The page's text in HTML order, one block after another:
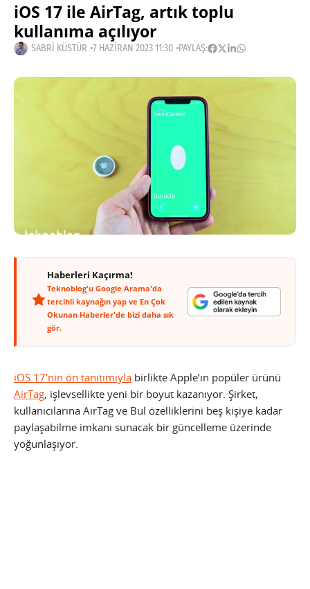
iOS 17 ile AirTag, artık toplu
kullanıma açılıyor
SABRI KÜSTÜR 7 HAZIRAN 2023 11:30 PAYLAŞ:
Haberleri Kaçırma!
Teknoblog'u Google Arama'da
tercihli kaynağın yap ve En Çok
Okunan Haberler'de bizi daha sık
gör.
iOS 17’nin ön tanıtımıyla birlikte Apple’ın popüler ürünü
AirTag, işlevsellikte yeni bir boyut kazanıyor. Şirket,
kullanıcılarına AirTag ve Bul özelliklerini beş kişiye kadar
paylaşabilme imkanı sunacak bir güncelleme üzerinde
yoğunlaşıyor.